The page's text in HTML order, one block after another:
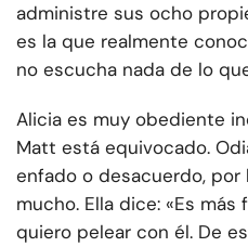
administre sus ocho
es la que realmente
no escucha nada de lo
Alicia es muy obediente
Matt está equivocado.
enfado o desacuerdo,
mucho. Ella dice: «Es
quiero pelear con él. De